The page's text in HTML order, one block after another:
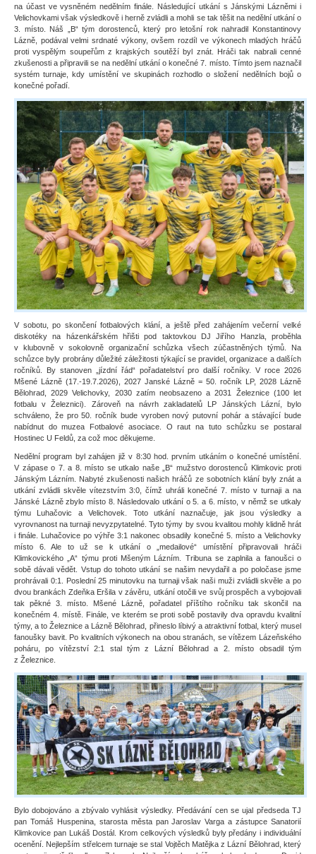
na účast ve vysněném nedělním finále. Následující utkání s Jánskými Lázněmi i
Velichovkami však výsledkově i herně zvládli a mohli se tak těšit na nedělní utkání o
3. místo. Náš „B“ tým dorostenců, který pro letošní rok nahradil Konstantinovy
Lázně, podával velmi srdnaté výkony, ovšem rozdíl ve výkonech mladých hráčů
proti vyspělým soupeřům z krajských soutěží byl znát. Hráči tak nabrali cenné
zkušenosti a připravili se na nedělní utkání o konečné 7. místo. Tímto jsem naznačil
systém turnaje, kdy umístění ve skupinách rozhodlo o složení nedělních bojů o
konečné pořadí.
V sobotu, po skončení fotbalových klání, a ještě před zahájením večerní velké
diskotéky na házenkářském hřišti pod taktovkou DJ Jiřího Hanzla, proběhla
v klubovně v sokolovně organizační schůzka všech zúčastněných týmů. Na
schůzce byly probrány důležité záležitosti týkající se pravidel, organizace a dalších
ročníků. By stanoven „jízdní řád“ pořadatelství pro další ročníky. V roce 2026
Mšené Lázně (17.-19.7.2026), 2027 Janské Lázně = 50. ročník LP, 2028 Lázně
Bělohrad, 2029 Velichovky, 2030 zatím neobsazeno a 2031 Železnice (100 let
fotbalu v Železnici). Zároveň na návrh zakladatelů LP Jánských Lázní, bylo
schváleno, že pro 50. ročník bude vyroben nový putovní pohár a stávající bude
nabídnut do muzea Fotbalové asociace. O raut na tuto schůzku se postaral
Hostinec U Feldů, za což moc děkujeme.
Nedělní program byl zahájen již v 8:30 hod. prvním utkáním o konečné umístění.
V zápase o 7. a 8. místo se utkalo naše „B“ mužstvo dorostenců Klimkovic proti
Jánským Lázním. Nabyté zkušenosti našich hráčů ze sobotních klání byly znát a
utkání zvládli skvěle vítezstvím 3:0, čímž uhráli konečné 7. místo v turnaji a na
Jánské Lázně zbylo místo 8. Následovalo utkání o 5. a 6. místo, v němž se utkaly
týmu Luhačovic a Velichovek. Toto utkání naznačuje, jak jsou výsledky a
vyrovnanost na turnaji nevyzpytatelné. Tyto týmy by svou kvalitou mohly klidně hrát
i finále. Luhačovice po výhře 3:1 nakonec obsadily konečné 5. místo a Velichovky
místo 6. Ale to už se k utkání o „medailové“ umístění připravovali hráči
Klimkovického „A“ týmu proti Mšeným Lázním. Tribuna se zaplnila a fanoušci o
sobě dávali vědět. Vstup do tohoto utkání se našim nevydařil a po poločase jsme
prohrávali 0:1. Poslední 25 minutovku na turnaji však naši muži zvládli skvěle a po
dvou brankách Zdeňka Eršila v závěru, utkání otočili ve svůj prospěch a vybojovali
tak pěkné 3. místo. Mšené Lázně, pořadatel příštího ročníku tak skončil na
konečném 4. místě. Finále, ve kterém se proti sobě postavily dva opravdu kvalitní
týmy, a to Železnice a Lázně Bělohrad, přineslo líbivý a atraktivní fotbal, který musel
fanoušky bavit. Po kvalitních výkonech na obou stranách, se vítězem Lázeňského
poháru, po vítězství 2:1 stal tým z Lázní Bělohrad a 2. místo obsadil tým
z Železnice.
Bylo dobojováno a zbývalo vyhlásit výsledky. Předávání cen se ujal předseda TJ
pan Tomáš Huspenina, starosta města pan Jaroslav Varga a zástupce Sanatorií
Klimkovice pan Lukáš Dostál. Krom celkových výsledků byly předány i individuální
ocenění. Nejlepším střelcem turnaje se stal Vojtěch Matějka z Lázní Bělohrad, který